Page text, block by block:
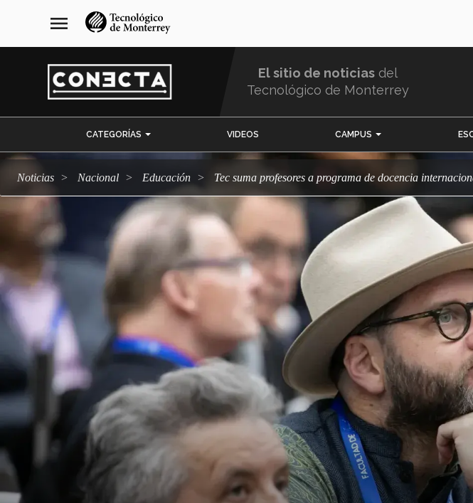
navegación
principal
menu
El sitio de noticias del
Tecnológico de Monterrey
CATEGORÍAS VIDEOS CAMPUS
Noticias Nacional Educación Tec suma profesores a programa de docencia